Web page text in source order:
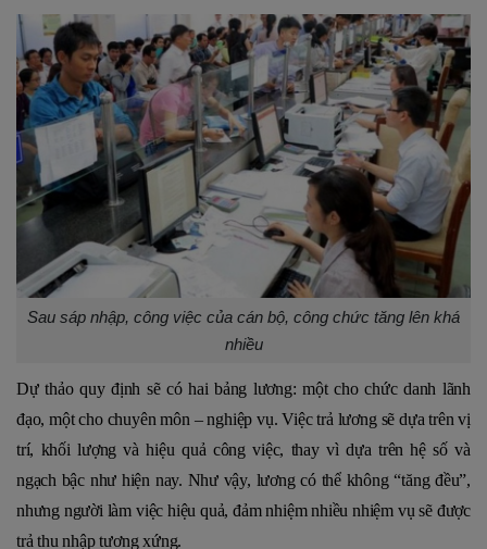
Sau sáp nhập, công việc của cán bộ, công chức tăng lên khá
nhiều
Dự thảo quy định sẽ có hai bảng lương: một cho chức danh lãnh
đạo, một cho chuyên môn – nghiệp vụ. Việc trả lương sẽ dựa trên vị
trí, khối lượng và hiệu quả công việc, thay vì dựa trên hệ số và
ngạch bậc như hiện nay. Như vậy, lương có thể không “tăng đều”,
nhưng người làm việc hiệu quả, đảm nhiệm nhiều nhiệm vụ sẽ được
trả thu nhập tương xứng.